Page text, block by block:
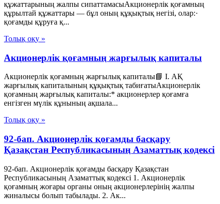
құжаттарының жалпы сипаттамасыАкционерлік қоғамның
құрылтай құжаттары — бұл оның құқықтық негізі, олар:·
қоғамды құруға қ...
Толық оқу »
Акционерлік қоғамның жарғылық капиталы
Акционерлік қоғамның жарғылық капиталы📘 I. АҚ
жарғылық капиталының құқықтық табиғатыАкционерлік
қоғамның жарғылық капиталы:* акционерлер қоғамға
енгізген мүлік құнының ақшала...
Толық оқу »
92-бап. Акционерлiк қоғамды басқару
Қазақстан Республикасының Азаматтық кодексi
92-бап. Акционерлiк қоғамды басқару Қазақстан
Республикасының Азаматтық кодексi 1. Акционерлiк
қоғамның жоғары органы оның акционерлерiнiң жалпы
жиналысы болып табылады. 2. Ак...